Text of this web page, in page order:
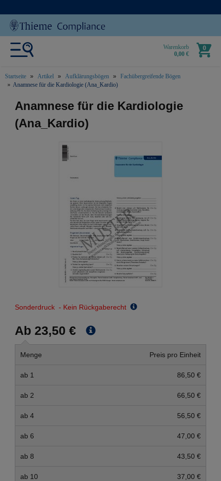
Warenkorb
0,00 €
0
Startseite Artikel Aufklärungsbögen
Fachübergreifende Bögen
Anamnese für die Kardiologie (Ana_Kardio)
text.skipToContent
text.skipToNavigation
Anamnese für die Kardiologie
(Ana_Kardio)
Sonderdruck - Kein Rückgaberecht
Ab 23,50 €
Menge Preis pro Einheit
ab 1 86,50 €
ab 2 66,50 €
ab 4 56,50 €
ab 6 47,00 €
ab 8 43,50 €
ab 10 37,00 €